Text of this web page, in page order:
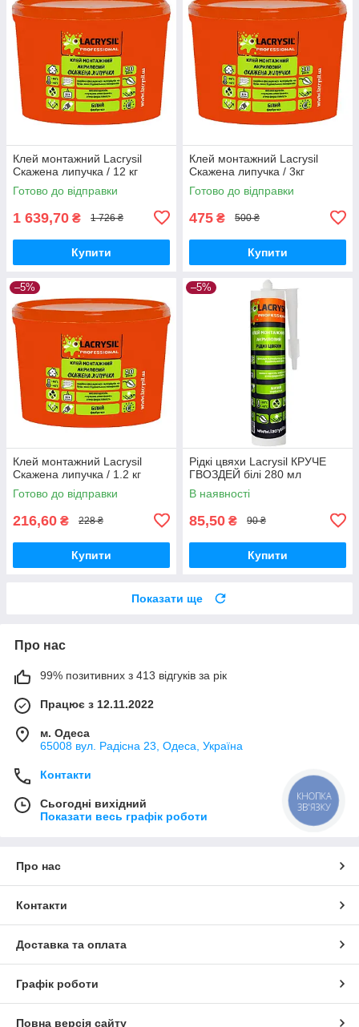
Клей монтажний Lacrysil
Скажена липучка / 12 кг
Готово до відправки
1 639,70 ₴ 1 726 ₴
Купити
Клей монтажний Lacrysil
Скажена липучка / 3кг
Готово до відправки
475 ₴ 500 ₴
Купити
–5%
Клей монтажний Lacrysil
Скажена липучка / 1.2 кг
Готово до відправки
216,60 ₴ 228 ₴
Купити
–5%
Рідкі цвяхи Lacrysil КРУЧЕ
ГВОЗДЕЙ білі 280 мл
В наявності
85,50 ₴ 90 ₴
Купити
Показати ще
Про нас
99% позитивних з 413 відгуків за рік
Працює з 12.11.2022
м. Одеса
65008 вул. Радісна 23, Одеса, Україна
Контакти
Сьогодні вихідний
Показати весь графік роботи
Про нас
Контакти
Доставка та оплата
Графік роботи
Повна версія сайту
КНОПКА
ЗВ'ЯЗКУ